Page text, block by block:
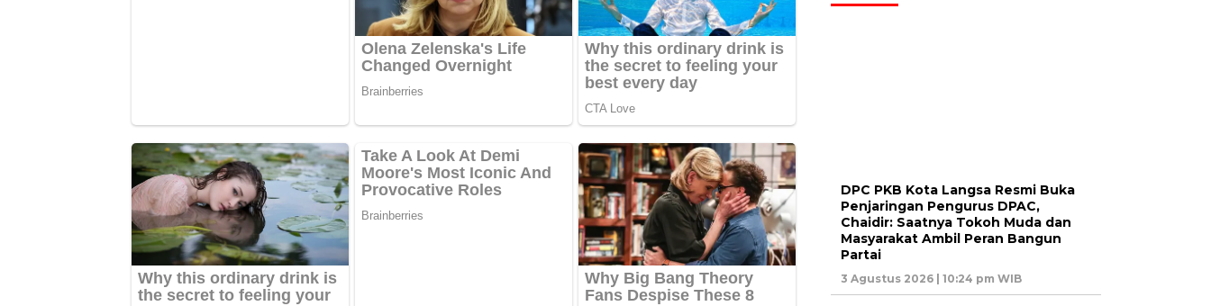
DPC PKB Kota Langsa Resmi Buka
Penjaringan Pengurus DPAC,
Chaidir: Saatnya Tokoh Muda dan
Masyarakat Ambil Peran Bangun
Partai
3 Agustus 2026 | 10:24 pm WIB